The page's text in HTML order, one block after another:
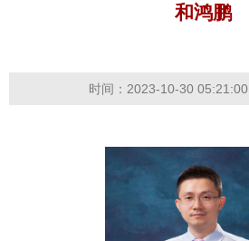
和鸿鹏
时间：2023-10-30 05:21:00